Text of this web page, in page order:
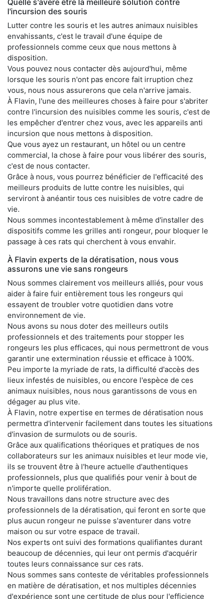
l'incursion des souris
Lutter contre les souris et les autres animaux nuisibles
envahissants, c'est le travail d'une équipe de
professionnels comme ceux que nous mettons à
disposition.
Vous pouvez nous contacter dès aujourd'hui, même
lorsque les souris n'ont pas encore fait irruption chez
vous, nous nous assurerons que cela n'arrive jamais.
À Flavin, l'une des meilleures choses à faire pour s'abriter
contre l'incursion des nuisibles comme les souris, c'est de
les empêcher d'entrer chez vous, avec les appareils anti
incursion que nous mettons à disposition.
Que vous ayez un restaurant, un hôtel ou un centre
commercial, la chose à faire pour vous libérer des souris,
c'est de nous contacter.
Grâce à nous, vous pourrez bénéficier de l'efficacité des
meilleurs produits de lutte contre les nuisibles, qui
serviront à anéantir tous ces nuisibles de votre cadre de
vie.
Nous sommes incontestablement à même d'installer des
dispositifs comme les grilles anti rongeur, pour bloquer le
passage à ces rats qui cherchent à vous envahir.
À Flavin experts de la dératisation, nous vous
assurons une vie sans rongeurs
Nous sommes clairement vos meilleurs alliés, pour vous
aider à faire fuir entièrement tous les rongeurs qui
essayent de troubler votre quotidien dans votre
environnement de vie.
Nous avons su nous doter des meilleurs outils
professionnels et des traitements pour stopper les
rongeurs les plus efficaces, qui nous permettront de vous
garantir une extermination réussie et efficace à 100%.
Peu importe la myriade de rats, la difficulté d'accès des
lieux infestés de nuisibles, ou encore l'espèce de ces
animaux nuisibles, nous nous garantissons de vous en
dégager au plus vite.
À Flavin, notre expertise en termes de dératisation nous
permettra d'intervenir facilement dans toutes les situations
d'invasion de surmulots ou de souris.
Grâce aux qualifications théoriques et pratiques de nos
collaborateurs sur les animaux nuisibles et leur mode vie,
ils se trouvent être à l'heure actuelle d'authentiques
professionnels, plus que qualifiés pour venir à bout de
n'importe quelle prolifération.
Nous travaillons dans notre structure avec des
professionnels de la dératisation, qui feront en sorte que
plus aucun rongeur ne puisse s'aventurer dans votre
maison ou sur votre espace de travail.
Nos experts ont suivi des formations qualifiantes durant
beaucoup de décennies, qui leur ont permis d'acquérir
toutes leurs connaissance sur ces rats.
Nous sommes sans conteste de véritables professionnels
en matière de dératisation, et nos multiples décennies
d'expérience sont une certitude de plus pour l'efficience